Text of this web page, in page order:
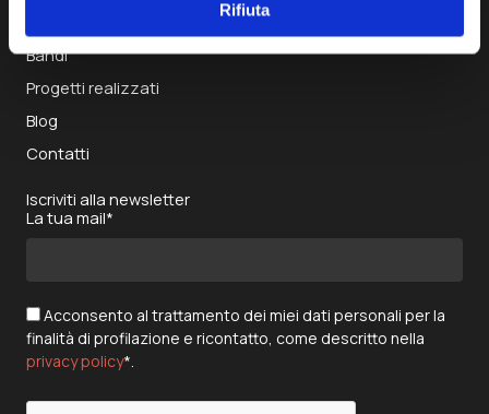
Rifiuta
Bandi
Progetti realizzati
Blog
Contatti
Iscriviti alla newsletter
La tua mail*
Acconsento al trattamento dei miei dati personali per la
finalità di profilazione e ricontatto, come descritto nella
privacy policy*.